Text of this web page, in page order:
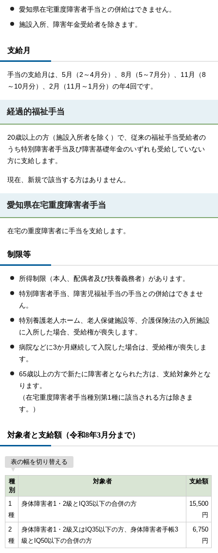
愛知県在宅重度障害者手当との併給はできません。
施設入所、障害年金受給者を除きます。
支給月
手当の支給月は、5月（2～4月分）、8月（5～7月分）、11月（8
～10月分）、2月（11月～1月分）の年4回です。
経過的福祉手当
20歳以上の方（施設入所者を除く）で、従来の福祉手当受給者の
うち特別障害者手当及び障害基礎年金のいずれも受給していない
方に支給します。
現在、新規で該当する方はありません。
愛知県在宅重度障害者手当
在宅の重度障害者に手当を支給します。
制限等
所得制限（本人、配偶者及び扶養義務者）があります。
特別障害者手当、障害児福祉手当の手当との併給はできませ
ん。
特別養護老人ホーム、老人保健施設等、介護保険法の入所施設
に入所した場合、受給権が喪失します。
病院などに3か月継続して入院した場合は、受給権が喪失しま
す。
65歳以上の方で新たに障害者となられた方は、支給対象外とな
ります。
（在宅重度障害者手当種別第1種に該当される方は除きま
す。）
対象者と支給額（令和8年3月分まで）
表の幅を切り替える
種
別
対象者 支給額
1
種
身体障害者1・2級とIQ35以下の合併の方
15,500
円
2
種
身体障害者1・2級又はIQ35以下の方、身体障害者手帳3
級とIQ50以下の合併の方
6,750
円